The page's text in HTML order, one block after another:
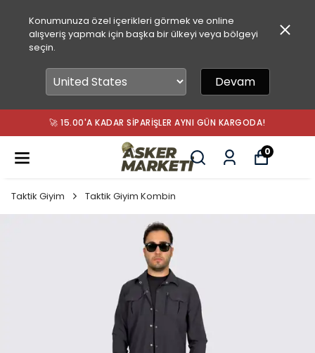
Konumunuza özel içerikleri görmek ve online
alışveriş yapmak için başka bir ülkeyi veya bölgeyi
seçin.
Devam
🚀 15.00'A KADAR SIPARIŞLER AYNI GÜN KARGODA!
0
Taktik Giyim Taktik Giyim Kombin